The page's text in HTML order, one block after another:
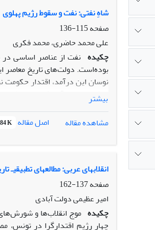
شاهِ نفتی: نفت و سقوط رژیم پهلوی
صفحه115-136
علی محمد حاضری، محمد فکری
چکیده نفت از عناصر اساسی در
بوده‌است. دولت‌های تاریخ معاصر
نوسان این درآمد، اقتدار
نقشی مهم در آیندة دولت
به‌روش تاریخی و با استفاده از
سلسلة پهلوی به شخص شاه و نقش
اصلی و اساسی قدرت شاه بود و
دلایل سقوط روانی شاه و به‌تبع
بیشتر
مشاهده مقاله
اصل مقاله K
انقلابهای عربی: مطالعهای تطبیقیـ
صفحه137-162
امیر عظیمی دولت آبادی
چکیده موج انقلاب‌ها و شورشهای
چهار رژیم اقتدارگرا در